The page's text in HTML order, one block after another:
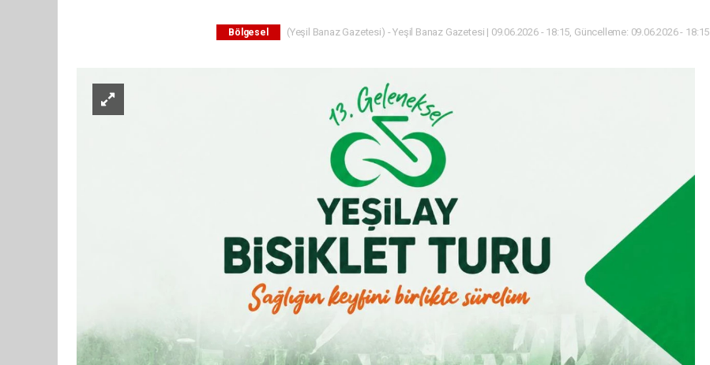
Bölgesel (Yeşil Banaz Gazetesi) - Yeşil Banaz Gazetesi | 09.06.2026 - 18:15, Güncelleme: 09.06.2026 - 18:15